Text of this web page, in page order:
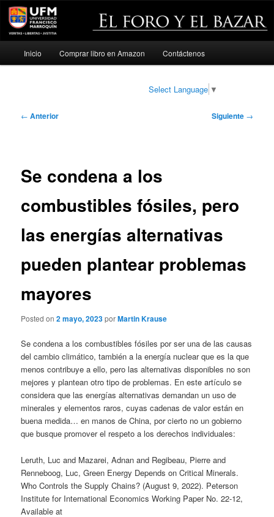
Ir
Inicio Comprar libro en Amazon Contáctenos
Select Language ▼
Navegación
← Anterior Siguiente →
Se condena a los
combustibles fósiles, pero
las energías alternativas
pueden plantear problemas
mayores
Posted on2 mayo, 2023porMartin Krause
Se condena a los combustibles fósiles por ser una de las causas
del cambio climático, también a la energía nuclear que es la que
menos contribuye a ello, pero las alternativas disponibles no son
mejores y plantean otro tipo de problemas. En este artículo se
considera que las energías alternativas demandan un uso de
minerales y elementos raros, cuyas cadenas de valor están en
buena medida… en manos de China, por cierto no un gobierno
que busque promover el respeto a los derechos individuales:
Leruth, Luc and Mazarei, Adnan and Regibeau, Pierre and
Renneboog, Luc, Green Energy Depends on Critical Minerals.
Who Controls the Supply Chains? (August 9, 2022). Peterson
Institute for International Economics Working Paper No. 22-12,
Available at